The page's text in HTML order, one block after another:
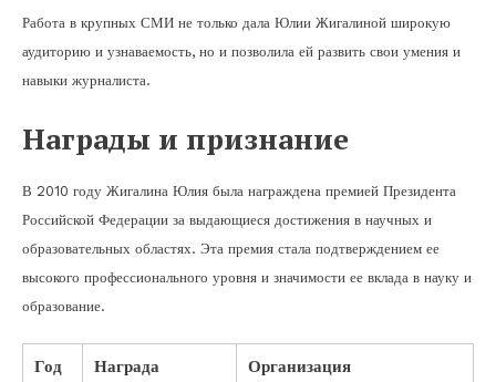
Работа в крупных СМИ не только дала Юлии Жигалиной широкую
аудиторию и узнаваемость, но и позволила ей развить свои умения и
навыки журналиста.
Награды и признание
В 2010 году Жигалина Юлия была награждена премией Президента
Российской Федерации за выдающиеся достижения в научных и
образовательных областях. Эта премия стала подтверждением ее
высокого профессионального уровня и значимости ее вклада в науку и
образование.
Год Награда Организация